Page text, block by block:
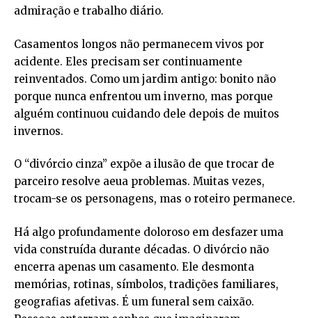
admiração e trabalho diário.
Casamentos longos não permanecem vivos por
acidente. Eles precisam ser continuamente
reinventados. Como um jardim antigo: bonito não
porque nunca enfrentou um inverno, mas porque
alguém continuou cuidando dele depois de muitos
invernos.
O “divórcio cinza” expõe a ilusão de que trocar de
parceiro resolve aeua problemas. Muitas vezes,
trocam-se os personagens, mas o roteiro permanece.
Há algo profundamente doloroso em desfazer uma
vida construída durante décadas. O divórcio não
encerra apenas um casamento. Ele desmonta
memórias, rotinas, símbolos, tradições familiares,
geografias afetivas. É um funeral sem caixão.